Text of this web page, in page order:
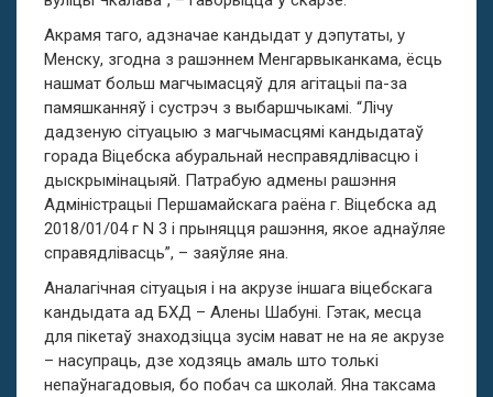
Акрамя таго, адзначае кандыдат у дэпутаты, у
Менску, згодна з рашэннем Менгарвыканкама, ёсць
нашмат больш магчымасцяў для агітацыі па-за
памяшканняў і сустрэч з выбаршчыкамі. “Лічу
дадзеную сітуацыю з магчымасцямі кандыдатаў
горада Віцебска абуральнай несправядлівасцю і
дыскрымінацыяй. Патрабую адмены рашэння
Адміністрацыі Першамайскага раёна г. Віцебска ад
2018/01/04 г N 3 і прыняцця рашэння, якое аднаўляе
справядлівасць”, – заяўляе яна.
Аналагічная сітуацыя і на акрузе іншага віцебскага
кандыдата ад БХД – Алены Шабуні. Гэтак, месца
для пікетаў знаходзіцца зусім нават не на яе акрузе
– насупраць, дзе ходзяць амаль што толькі
непаўнагадовыя, бо побач са школай. Яна таксама